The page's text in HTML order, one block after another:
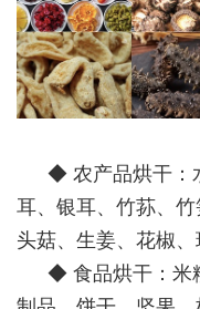
◆ 农产品烘干：
耳、银耳、竹荪、
头菇、生姜、花椒
◆ 食品烘干：米